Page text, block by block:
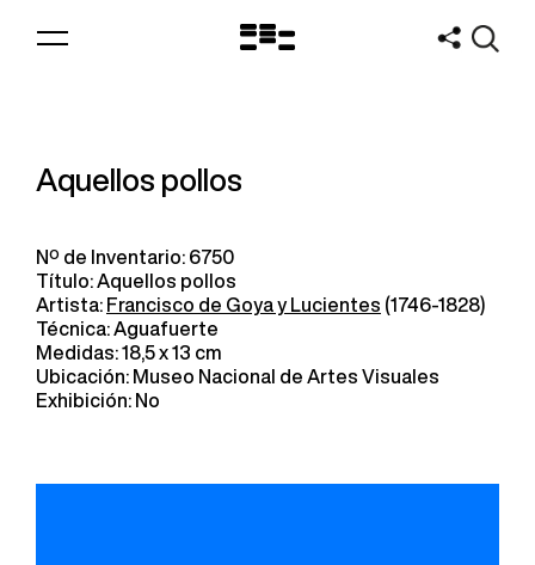
Logo
Aquellos pollos
Nº de Inventario: 6750
Título: Aquellos pollos
Artista: Francisco de Goya y Lucientes (1746-1828)
Técnica: Aguafuerte
Medidas: 18,5 x 13 cm
Ubicación: Museo Nacional de Artes Visuales
Exhibición: No